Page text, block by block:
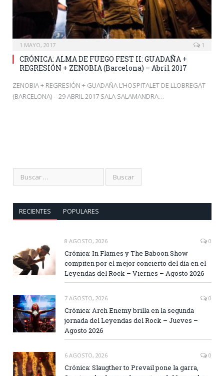
1 MAYO, 2017 1
CRÓNICA: ALMA DE FUEGO FEST II: GUADAÑA +
REGRESIÓN + ZENOBIA (Barcelona) – Abril 2017
ZENOBIA + REGRESIÓN + GUADAÑA L’HOSPITALET DE LLOBREGAT
(BARCELONA) – 29 ABRIL 2017 SALA SALAMANDRA…
RECIENTES POPULARES
8 AGOSTO, 2026 0
Crónica: In Flames y The Baboon Show
compiten por el mejor concierto del día en el
Leyendas del Rock – Viernes – Agosto 2026
7 AGOSTO, 2026 0
Crónica: Arch Enemy brilla en la segunda
jornada del Leyendas del Rock – Jueves –
Agosto 2026
6 AGOSTO, 2026 0
Crónica: Slaugther to Prevail pone la garra,